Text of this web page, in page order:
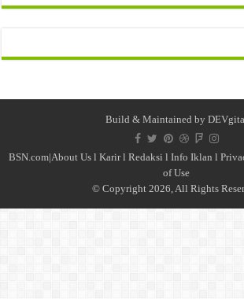
Build & Maintained by
BSN.com|About Us l Karirl Redaksi l Info Iklan l
of Use
© Copyright 2026, All Rights